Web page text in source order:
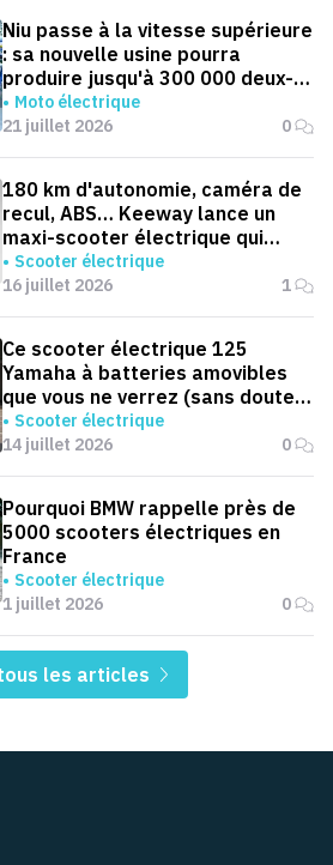
Niu passe à la vitesse supérieure
: sa nouvelle usine pourra
produire jusqu'à 300 000 deux-
roues électriques par an
Moto électrique
21 juillet 2026
0
180 km d'autonomie, caméra de
recul, ABS… Keeway lance un
maxi-scooter électrique qui
défie le BMW CE 04
Scooter électrique
16 juillet 2026
1
Ce scooter électrique 125
Yamaha à batteries amovibles
que vous ne verrez (sans doute)
jamais en Europe
Scooter électrique
14 juillet 2026
0
Pourquoi BMW rappelle près de
5000 scooters électriques en
France
Scooter électrique
1 juillet 2026
0
les articles